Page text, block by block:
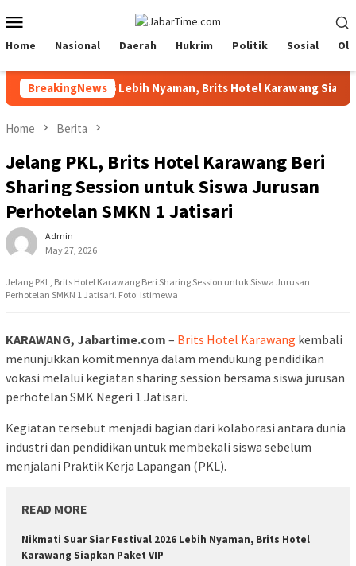
to
contentMenu
Home Nasional Daerah Hukrim Politik Sosial
BreakingNews
Festival 2026 Lebih Nyaman, Brits Hotel Karawang Siapkan
Home Berita
Jelang PKL, Brits Hotel Karawang Beri
Sharing Session untuk Siswa Jurusan
Perhotelan SMKN 1 Jatisari
Admin
May 27, 2026
Jelang PKL, Brits Hotel Karawang Beri Sharing Session untuk Siswa Jurusan
Perhotelan SMKN 1 Jatisari. Foto: Istimewa
KARAWANG, Jabartime.com – Brits Hotel Karawang kembali
menunjukkan komitmennya dalam mendukung pendidikan
vokasi melalui kegiatan sharing session bersama siswa jurusan
perhotelan SMK Negeri 1 Jatisari.
Kegiatan tersebut menjadi bagian dari kolaborasi antara dunia
industri dan pendidikan untuk membekali siswa sebelum
menjalani Praktik Kerja Lapangan (PKL).
READ MORE
Nikmati Suar Siar Festival 2026 Lebih Nyaman, Brits Hotel
Karawang Siapkan Paket VIP